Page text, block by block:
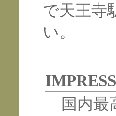
で天王寺
い。
国内最